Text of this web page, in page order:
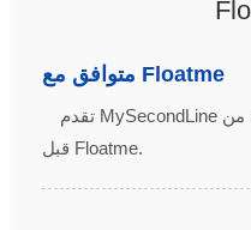
متوافق مع Floatme
تقدم MySecondLine أرقامًا افتراضية مشفرة مقبولة من
قبل Floatme.